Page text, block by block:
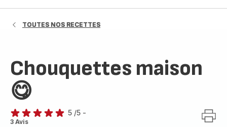
TOUTES NOS RECETTES
Chouquettes maison
😋
Avis
5 /5 -
3 Avis